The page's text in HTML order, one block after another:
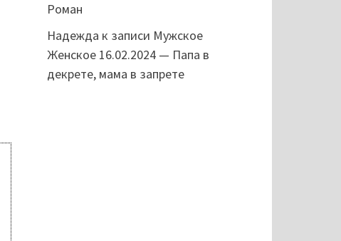
Роман
Надежда к записи Мужское
Женское 16.02.2024 — Папа в
декрете, мама в запрете